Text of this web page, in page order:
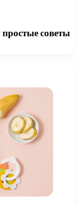
простые советы